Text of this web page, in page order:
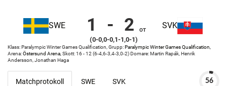
Sweden
Slovakia
Östersund
Östersund
Arena
SWE 1 - 2 OT
(0-0,0-0,1-1,0-1)
SVK
Klass: Paralympic Winter Games Qualification, Grupp:Paralympic Winter Games Qualification,
Arena:Östersund Arena, Skott: 16 - 12 (6-4,6-3,4-3,0-2) Domare: Martin Rapák, Henrik
Andersson, Jonathan Haga
Matchprotokoll SWE SVK 56